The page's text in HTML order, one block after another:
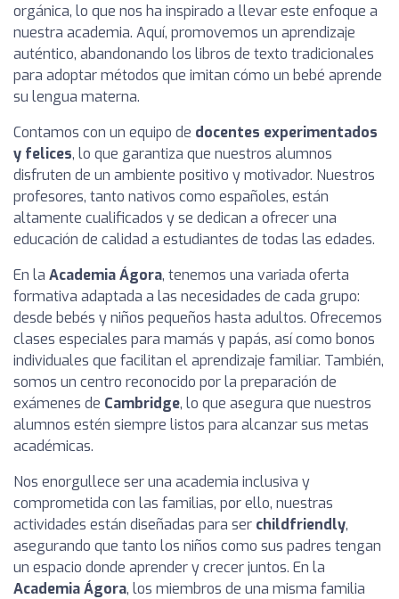
orgánica, lo que nos ha inspirado a llevar este enfoque a
nuestra academia. Aquí, promovemos un aprendizaje
auténtico, abandonando los libros de texto tradicionales
para adoptar métodos que imitan cómo un bebé aprende
su lengua materna.
Contamos con un equipo de docentes experimentados
y felices, lo que garantiza que nuestros alumnos
disfruten de un ambiente positivo y motivador. Nuestros
profesores, tanto nativos como españoles, están
altamente cualificados y se dedican a ofrecer una
educación de calidad a estudiantes de todas las edades.
En la Academia Ágora, tenemos una variada oferta
formativa adaptada a las necesidades de cada grupo:
desde bebés y niños pequeños hasta adultos. Ofrecemos
clases especiales para mamás y papás, así como bonos
individuales que facilitan el aprendizaje familiar. También,
somos un centro reconocido por la preparación de
exámenes de Cambridge, lo que asegura que nuestros
alumnos estén siempre listos para alcanzar sus metas
académicas.
Nos enorgullece ser una academia inclusiva y
comprometida con las familias, por ello, nuestras
actividades están diseñadas para ser childfriendly,
asegurando que tanto los niños como sus padres tengan
un espacio donde aprender y crecer juntos. En la
Academia Ágora, los miembros de una misma familia